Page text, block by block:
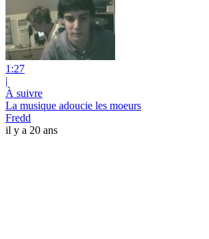
1:27
|
À suivre
La musique adoucie les moeurs
Fredd
il y a 20 ans